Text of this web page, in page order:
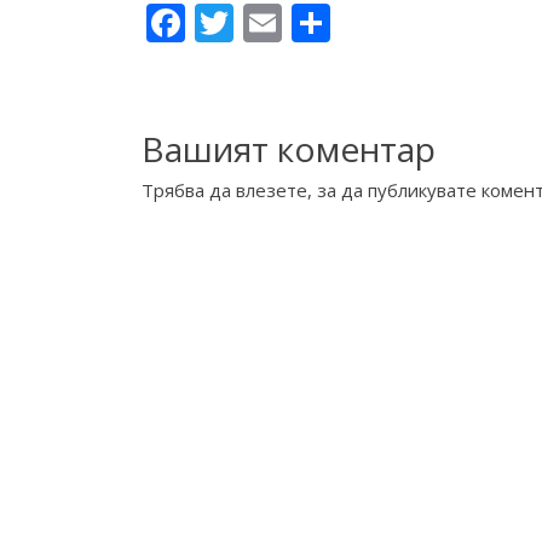
Facebook
Twitter
Email
Вашият коментар
Трябва да влезете, за да публикувате